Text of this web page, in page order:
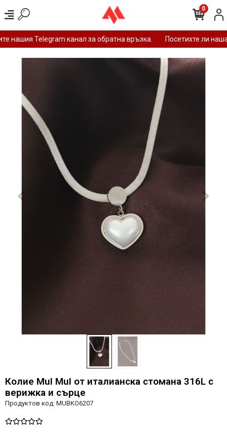
нашия Telegram канал за обратна връзка. Посетихте ли
0
Колие MuI MuI от италианска стомана 316L с
верижка и сърце
Продуктов код: MUBKO6207